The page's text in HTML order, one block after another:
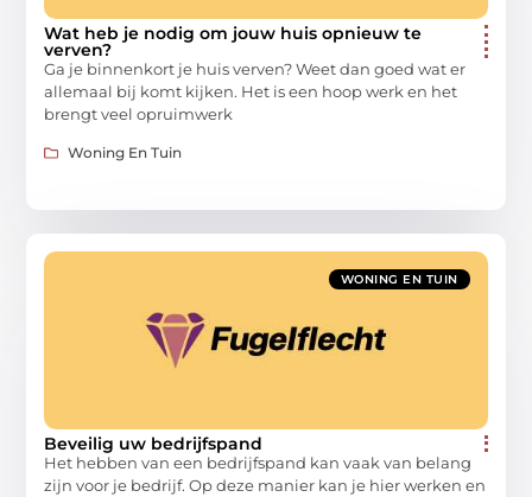
Wat heb je nodig om jouw huis opnieuw te
verven?
Ga je binnenkort je huis verven? Weet dan goed wat er
allemaal bij komt kijken. Het is een hoop werk en het
brengt veel opruimwerk
Woning En Tuin
WONING EN TUIN
Beveilig uw bedrijfspand
Het hebben van een bedrijfspand kan vaak van belang
zijn voor je bedrijf. Op deze manier kan je hier werken en